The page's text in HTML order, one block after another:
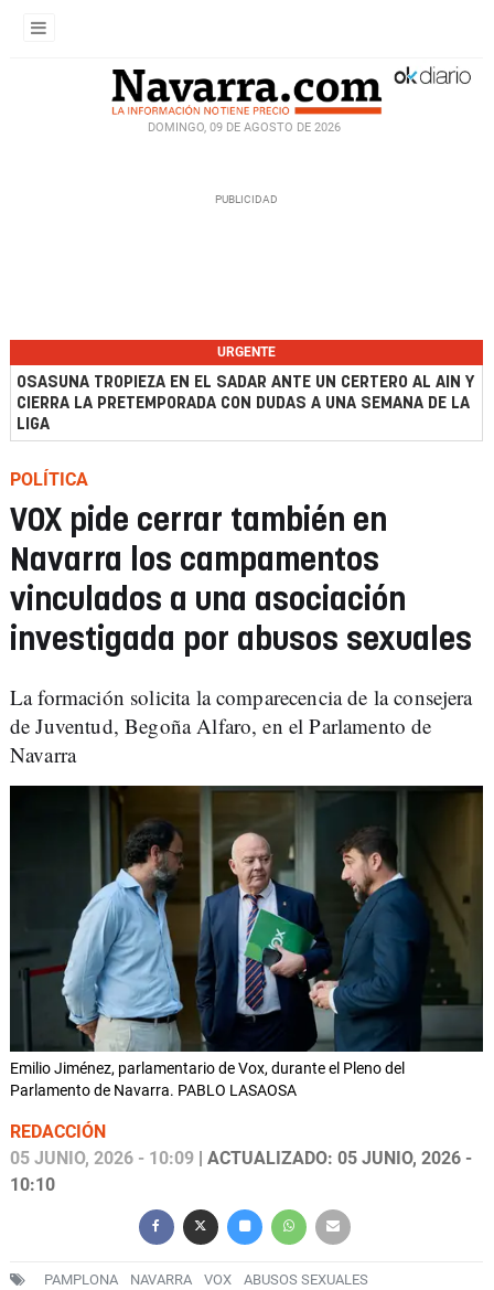
DOMINGO, 09 DE AGOSTO DE 2026
URGENTE
OSASUNA TROPIEZA EN EL SADAR ANTE UN CERTERO AL AIN Y
CIERRA LA PRETEMPORADA CON DUDAS A UNA SEMANA DE LA
LIGA
POLÍTICA
VOX pide cerrar también en
Navarra los campamentos
vinculados a una asociación
investigada por abusos sexuales
La formación solicita la comparecencia de la consejera
de Juventud, Begoña Alfaro, en el Parlamento de
Navarra
Emilio Jiménez, parlamentario de Vox, durante el Pleno del
Parlamento de Navarra. PABLO LASAOSA
REDACCIÓN
05 JUNIO, 2026 - 10:09 | ACTUALIZADO: 05 JUNIO, 2026 -
10:10
PAMPLONA NAVARRA VOX
ABUSOS SEXUALES